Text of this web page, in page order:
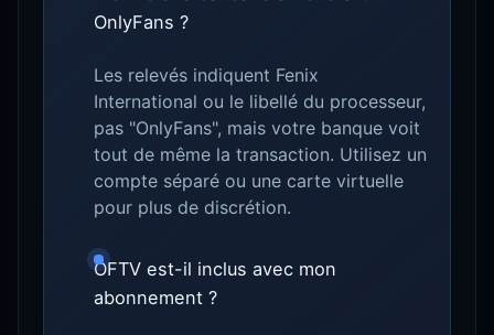
OnlyFans ?
Les relevés indiquent Fenix
International ou le libellé du processeur,
pas "OnlyFans", mais votre banque voit
tout de même la transaction. Utilisez un
compte séparé ou une carte virtuelle
pour plus de discrétion.
OFTV est-il inclus avec mon
abonnement ?